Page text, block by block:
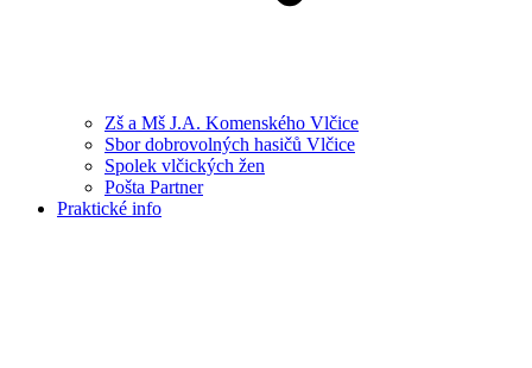
Zš a Mš J.A. Komenského Vlčice
Sbor dobrovolných hasičů Vlčice
Spolek vlčických žen
Pošta Partner
Praktické info